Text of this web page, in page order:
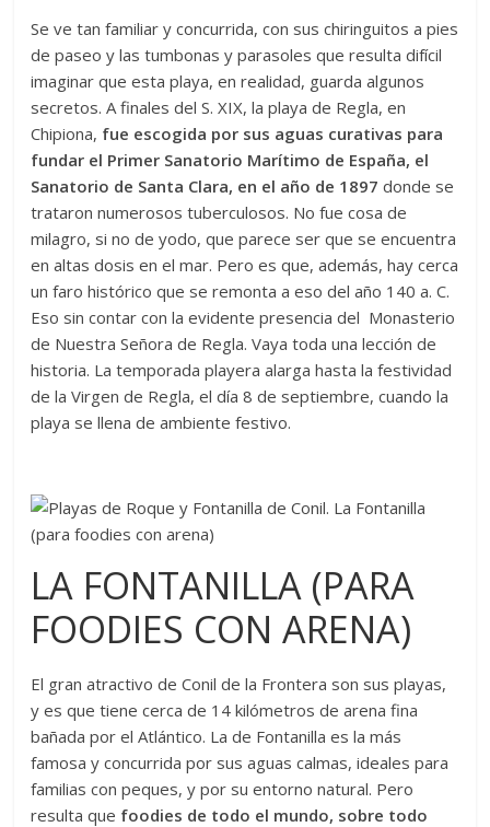
Se ve tan familiar y concurrida, con sus chiringuitos a pies
de paseo y las tumbonas y parasoles que resulta difícil
imaginar que esta playa, en realidad, guarda algunos
secretos. A finales del S. XIX, la playa de Regla, en
Chipiona, fue escogida por sus aguas curativas para
fundar el Primer Sanatorio Marítimo de España, el
Sanatorio de Santa Clara, en el año de 1897 donde se
trataron numerosos tuberculosos. No fue cosa de
milagro, si no de yodo, que parece ser que se encuentra
en altas dosis en el mar. Pero es que, además, hay cerca
un faro histórico que se remonta a eso del año 140 a. C.
Eso sin contar con la evidente presencia del Monasterio
de Nuestra Señora de Regla. Vaya toda una lección de
historia. La temporada playera alarga hasta la festividad
de la Virgen de Regla, el día 8 de septiembre, cuando la
playa se llena de ambiente festivo.
LA FONTANILLA (PARA
FOODIES CON ARENA)
El gran atractivo de Conil de la Frontera son sus playas,
y es que tiene cerca de 14 kilómetros de arena fina
bañada por el Atlántico. La de Fontanilla es la más
famosa y concurrida por sus aguas calmas, ideales para
familias con peques, y por su entorno natural. Pero
resulta que foodies de todo el mundo, sobre todo